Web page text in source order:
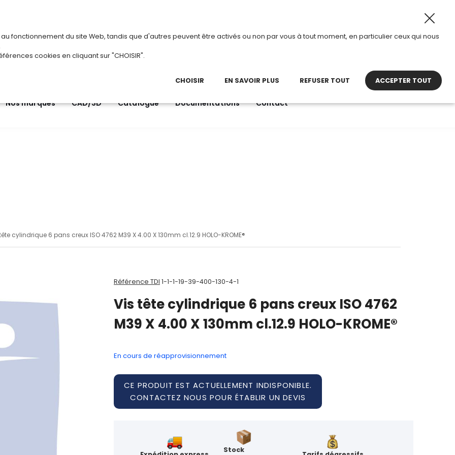
Du 3 au 28 août 2026, TDI passe en mode été. Horaires d’ouverture
Nos marques CAD/3D Catalogue Documentations Contact
tête cylindrique 6 pans creux ISO 4762 M39 X 4.00 X 130mm cl.12.9 HOLO-KROME®
Référence TDI 1-1-1-19-39-400-130-4-1
Vis tête cylindrique 6 pans creux ISO 4762
M39 X 4.00 X 130mm cl.12.9 HOLO-KROME®
En cours de réapprovisionnement
CE PRODUIT EST ACTUELLEMENT INDISPONIBLE.
CONTACTEZ NOUS POUR ÉTABLIR UN DEVIS
Stock
fonctionnement du site Web, tandis que d'autres peuvent être activés ou non par vous à tout moment, en particulier ceux qui nous
cookies en cliquant sur "CHOISIR".
CHOISIR EN SAVOIR PLUS REFUSER TOUT ACCEPTER TOUT